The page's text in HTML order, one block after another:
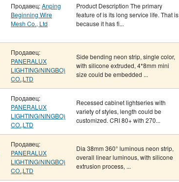
Продавец:Anping
Beginning Wire
Mesh Co., Ltd
Product Description The primary
feature of is its long service life. That is
because it has fi...
Продавец:
PANERALUX
LIGHTING(NINGBO)
CO.,LTD
Side bending neon strip, single color,
with silicone extruded, 4*8mm mini
size could be embedded ...
Продавец:
PANERALUX
LIGHTING(NINGBO)
CO.,LTD
Recessed cabinet lightseries with
variety of styles, length could be
customized. CRI 80+ with 270...
Продавец:
PANERALUX
LIGHTING(NINGBO)
CO.,LTD
Dia 38mm 360° luminous neon strip,
overall linear luminous, with silicone
extrusion process, ...